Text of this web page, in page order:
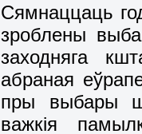
Сямнаццаць
зроблены
заходняга
абраная
пры выбары
важкія